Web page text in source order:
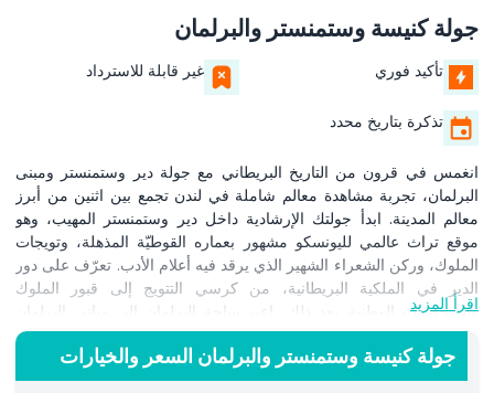
جولة كنيسة وستمنستر والبرلمان
تأكيد فوري غير قابلة للاسترداد
تذكرة بتاريخ محدد
انغمس في قرون من التاريخ البريطاني مع جولة دير وستمنستر ومبنى
البرلمان، تجربة مشاهدة معالم شاملة في لندن تجمع بين اثنين من أبرز
معالم المدينة. ابدأ جولتك الإرشادية داخل دير وستمنستر المهيب، وهو
موقع تراث عالمي لليونسكو مشهور بعماره القوطيّة المذهلة، وتويجات
الملوك، وركن الشعراء الشهير الذي يرقد فيه أعلام الأدب. تعرّف على دور
الدير في الملكية البريطانية، من كرسي التتويج إلى قبور الملوك
والشخصيات الوطنية. بعد ذلك، اعبر ساحة البرلمان إلى مباني البرلمان
المهيبة، مقر مجلس العموم ومجلس اللوردات، وابقَ مذهولًا تحت برج
ساعة بيغ بن الشهير عالمياً. سيكشف مرشدك الخبير عن كيفية عمل
البرلمان البريطاني، موضحًا الأحداث الرئيسية في التاريخ السياسي
اقرأ المزيد
جولة كنيسة وستمنستر والبرلمان السعر والخيارات